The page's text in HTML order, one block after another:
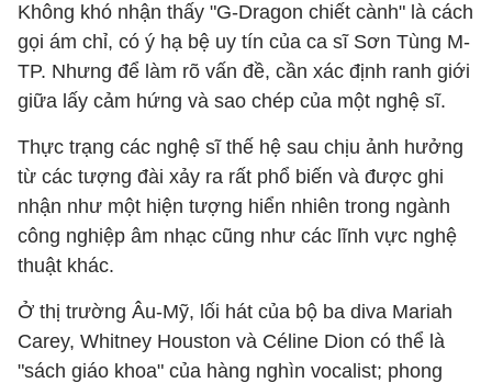
Không khó nhận thấy "G-Dragon chiết cành" là cách
gọi ám chỉ, có ý hạ bệ uy tín của ca sĩ Sơn Tùng M-
TP. Nhưng để làm rõ vấn đề, cần xác định ranh giới
giữa lấy cảm hứng và sao chép của một nghệ sĩ.
Thực trạng các nghệ sĩ thế hệ sau chịu ảnh hưởng
từ các tượng đài xảy ra rất phổ biến và được ghi
nhận như một hiện tượng hiển nhiên trong ngành
công nghiệp âm nhạc cũng như các lĩnh vực nghệ
thuật khác.
Ở thị trường Âu-Mỹ, lối hát của bộ ba diva Mariah
Carey, Whitney Houston và Céline Dion có thể là
"sách giáo khoa" của hàng nghìn vocalist; phong